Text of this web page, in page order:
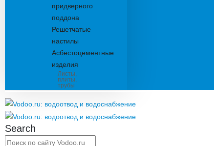
придверного
поддона
Решетчатые
настилы
Асбестоцементные
изделия
Листы,
плиты,
трубы
Search